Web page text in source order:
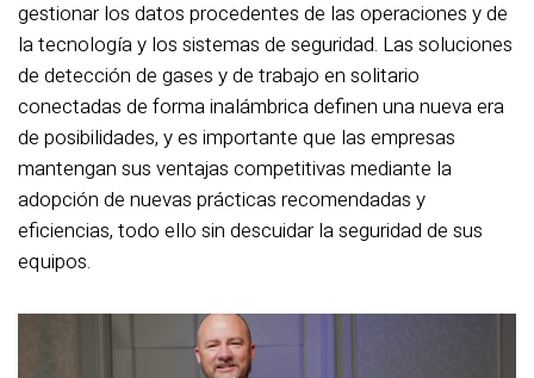
gestionar los datos procedentes de las operaciones y de
la tecnología y los sistemas de seguridad. Las soluciones
de detección de gases y de trabajo en solitario
conectadas de forma inalámbrica definen una nueva era
de posibilidades, y es importante que las empresas
mantengan sus ventajas competitivas mediante la
adopción de nuevas prácticas recomendadas y
eficiencias, todo ello sin descuidar la seguridad de sus
equipos.